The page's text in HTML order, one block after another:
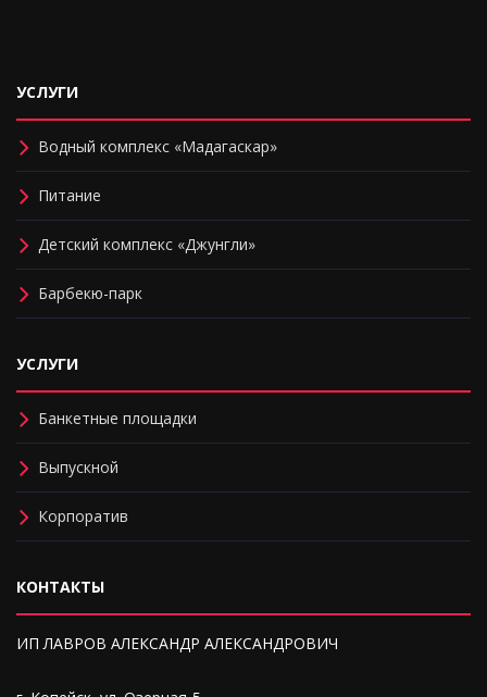
УСЛУГИ
Водный комплекс «Мадагаскар»
Питание
Детский комплекс «Джунгли»
Барбекю-парк
УСЛУГИ
Банкетные площадки
Выпускной
Корпоратив
КОНТАКТЫ
ИП ЛАВРОВ АЛЕКСАНДР АЛЕКСАНДРОВИЧ